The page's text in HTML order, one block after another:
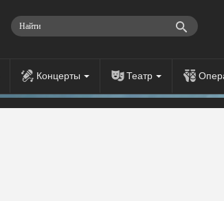
Концерты Театр